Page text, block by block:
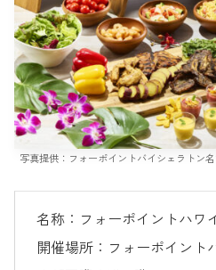
写真提供：フォーポイントバイシェラトン
名称：フォーポイントハワ
開催場所：フォーポイント